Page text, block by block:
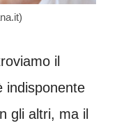
il
indisponente
gli altri, ma il